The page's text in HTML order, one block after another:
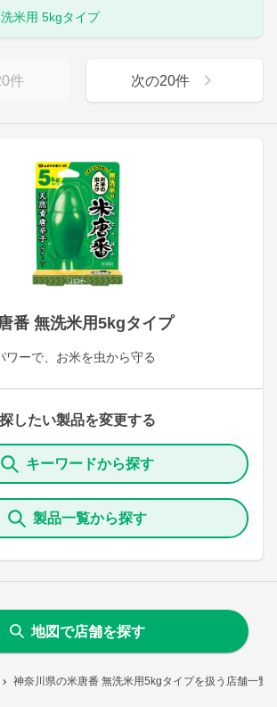
神奈川県の米唐番 無洗米用5kgタイプを扱う店舗一覧
番 無洗米用5kgタイプ
ワーで、お米を虫から守る
探したい製品を変更する
キーワードから探す
製品一覧から探す
米用 5kgタイプ
件 次の20件
地図で店舗を探す